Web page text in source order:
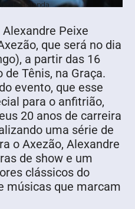
de Holanda
Peixe
que será no dia
a partir das 16
de Tênis, na Graça.
evento, que esse
para o anfitrião,
20 anos de carreira
uma série de
o Axezão, Alexandre
de show e um
clássicos do
músicas que marcam